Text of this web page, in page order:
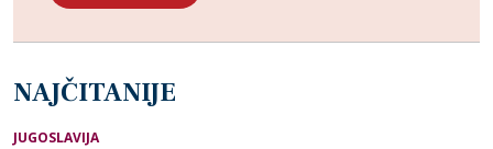
NAJČITANIJE
JUGOSLAVIJA